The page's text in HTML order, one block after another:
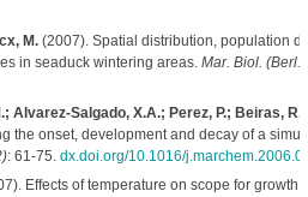
M.(2007). Spatial distribution, population
in seaduck wintering areas. Mar. Biol.
Alvarez-Salgado, X.A.; Perez, P.; Beiras, R.
the onset, development and decay of a
: 61-75. dx.doi.org/10.1016/
Effects of temperature on scope for growth